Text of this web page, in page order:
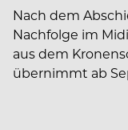
Nach dem
Nachfolge im
aus dem
übernimmt ab